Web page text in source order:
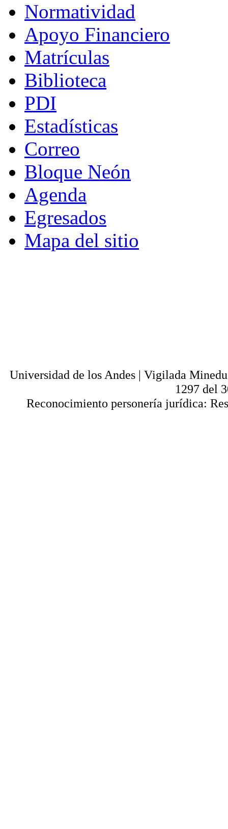
Normatividad
Apoyo Financiero
Matrículas
Biblioteca
PDI
Estadísticas
Correo
Bloque Neón
Agenda
Egresados
Mapa del sitio
Universidad de los Andes | Vigilada
1297 del
Reconocimiento personería jurídica: